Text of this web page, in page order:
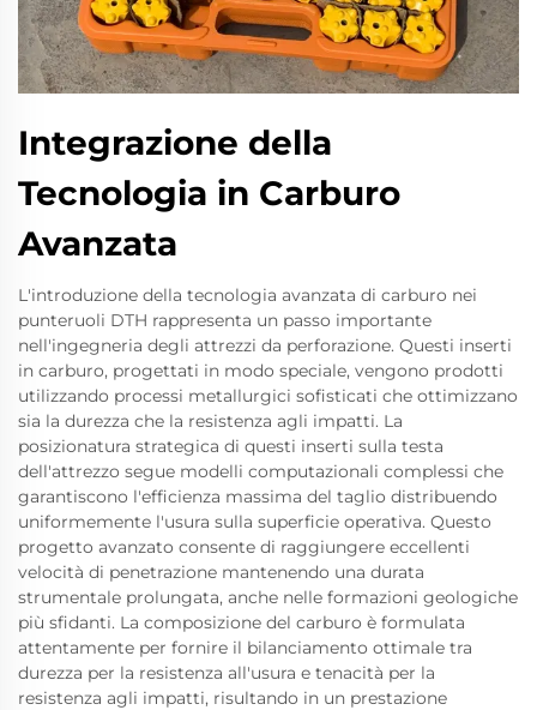
Integrazione della
Tecnologia in Carburo
Avanzata
L'introduzione della tecnologia avanzata di carburo nei
punteruoli DTH rappresenta un passo importante
nell'ingegneria degli attrezzi da perforazione. Questi inserti
in carburo, progettati in modo speciale, vengono prodotti
utilizzando processi metallurgici sofisticati che ottimizzano
sia la durezza che la resistenza agli impatti. La
posizionatura strategica di questi inserti sulla testa
dell'attrezzo segue modelli computazionali complessi che
garantiscono l'efficienza massima del taglio distribuendo
uniformemente l'usura sulla superficie operativa. Questo
progetto avanzato consente di raggiungere eccellenti
velocità di penetrazione mantenendo una durata
strumentale prolungata, anche nelle formazioni geologiche
più sfidanti. La composizione del carburo è formulata
attentamente per fornire il bilanciamento ottimale tra
durezza per la resistenza all'usura e tenacità per la
resistenza agli impatti, risultando in un prestazione